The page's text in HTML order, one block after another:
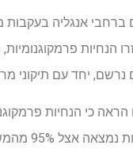
גייסה חולים מ 20
הנחיות
יחד עם תיקוני
הראשונים הראה כי